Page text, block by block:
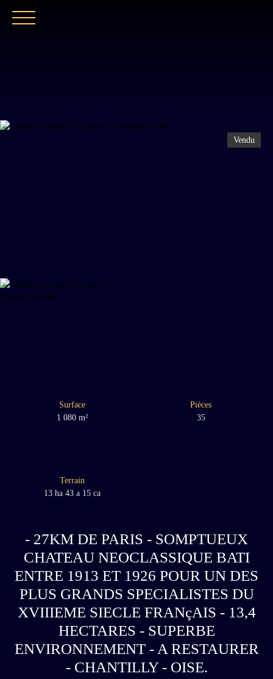
Vendu
Surface
1 080 m²
Pièces
35
Terrain
13 ha 43 a 15 ca
- 27KM DE PARIS - SOMPTUEUX
CHATEAU NEOCLASSIQUE BATI
ENTRE 1913 ET 1926 POUR UN DES
PLUS GRANDS SPECIALISTES DU
XVIIIEME SIECLE FRANçAIS - 13,4
HECTARES - SUPERBE
ENVIRONNEMENT - A RESTAURER
- CHANTILLY - OISE.